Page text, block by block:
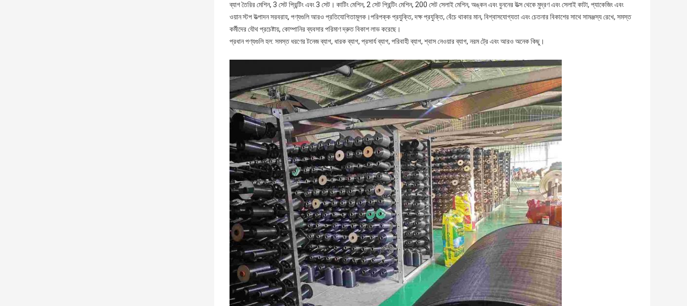
ব্যাগ তৈরির মেশিন, 3 সেট প্রিন্টিং এবং 3 সেট। কাটিং মেশিন, 2 সেট প্রিন্টিং মেশিন, 200 সেট সেলাই মেশিন, অঙ্কন এবং বুননের উত্স থেকে মুদ্রণ এবং সেলাই কাটা, প্যাকেজিং এবং
ওয়ান স্টপ উত্পাদন সরবরাহ, পণ্যগুলি আরও প্রতিযোগিতামূলক।পরিপক্ক প্রযুক্তি, দক্ষ প্রযুক্তি, বেঁচে থাকার মান, বিশ্বাসযোগ্যতা এবং চেতনার বিকাশের সাথে সামঞ্জস্য রেখে, সমস্ত
কর্মীদের যৌথ প্রচেষ্টায়, কোম্পানির ব্যবসার পরিমাণ দ্রুত বিকাশ লাভ করেছে।
প্রধান পণ্যগুলি হল: সমস্ত ধরণের টনেজ ব্যাগ, ধারক ব্যাগ, প্রসার্য ব্যাগ, পরিবাহী ব্যাগ, শ্বাস নেওয়ার ব্যাগ, নরম ট্রে এবং আরও অনেক কিছু।